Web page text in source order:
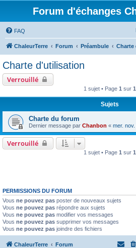
Forum d'échanges
FAQ
ChaleurTerre Forum Préambule Charte
Charte d'utilisation
Verrouillé
1 sujet • Page 1 sur 1
Sujets
Charte du forum
Dernier message par Chanbon « mer.
Verrouillé
1 sujet • Page 1 sur 1
PERMISSIONS DU FORUM
Vous ne pouvez pas poster de nouveaux sujets
Vous ne pouvez pas répondre aux sujets
Vous ne pouvez pas modifier vos messages
Vous ne pouvez pas supprimer vos messages
Vous ne pouvez pas joindre des fichiers
ChaleurTerre Forum